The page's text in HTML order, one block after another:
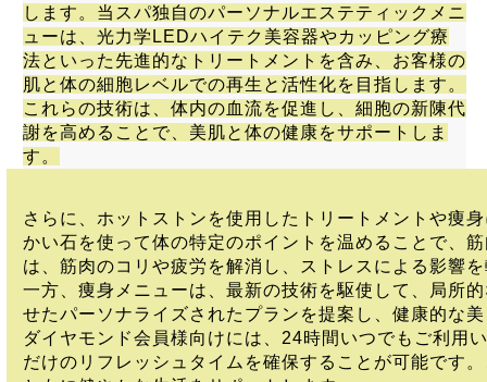
します。当スパ独自のパーソナルエステティックメニ
ューは、光力学LEDハイテク美容器やカッピング療
法といった先進的なトリートメントを含み、お客様の
肌と体の細胞レベルでの再生と活性化を目指します。
これらの技術は、体内の血流を促進し、細胞の新陳代
謝を高めることで、美肌と体の健康をサポートしま
す。
さらに、ホットストンを使用したトリートメントや痩
かい石を使って体の特定のポイントを温めることで、
は、筋肉のコリや疲労を解消し、ストレスによる影響
一方、痩身メニューは、最新の技術を駆使して、局所
せたパーソナライズされたプランを提案し、健康的な
ダイヤモンド会員様向けには、24時間いつでもご利用
だけのリフレッシュタイムを確保することが可能です